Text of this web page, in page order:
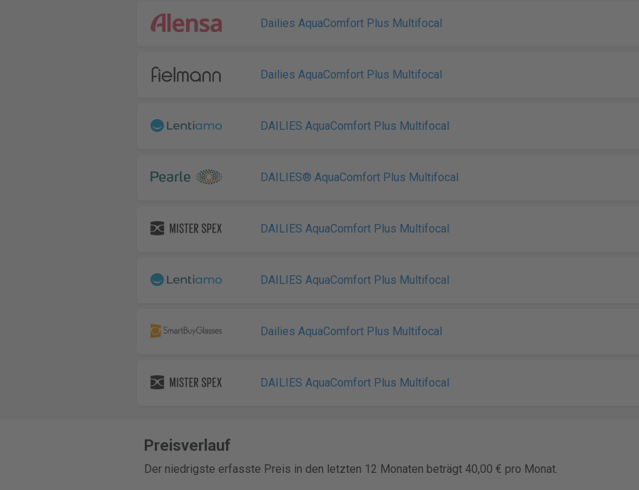
Dailies AquaComfort Plus Multifocal
Dailies AquaComfort Plus Multifocal
DAILIES AquaComfort Plus Multifocal
DAILIES® AquaComfort Plus Multifocal
DAILIES AquaComfort Plus Multifocal
DAILIES AquaComfort Plus Multifocal
Dailies AquaComfort Plus Multifocal
DAILIES AquaComfort Plus Multifocal
Preisverlauf
Der niedrigste erfasste Preis in den letzten 12 Monaten beträgt 40,00 € pro Monat.